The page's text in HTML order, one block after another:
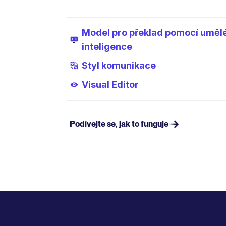
Model pro překlad pomocí
inteligence
Styl komunikace
Visual Editor
Podívejte se, jak to funguje